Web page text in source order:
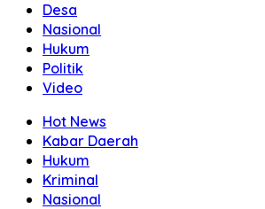
Desa
Nasional
Hukum
Politik
Video
Hot News
Kabar Daerah
Hukum
Kriminal
Nasional